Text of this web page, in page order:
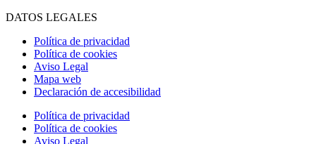
DATOS LEGALES
Política de privacidad
Política de cookies
Aviso Legal
Mapa web
Declaración de accesibilidad
Política de privacidad
Política de cookies
Aviso Legal